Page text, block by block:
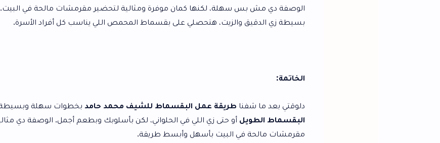
الوصفة دي مش بس سهلة، لكنها كمان موفرة ومثالية لتحضير مقرمشات مالحة في البيت. باستخدام مكونات
بسيطة زي الدقيق والزيت، هتحصلي على بقسماط المحمص اللي يناسب كل أفراد الأسرة.
دلوقتي بعد ما شفناطريقة عمل البقسماط للشيف محمد حامدبخطوات سهلة وبسيطة، تقدري تعملي
البقسماط الطويلأو حتى زي اللي في الحلواني، لكن بأسلوبك وبطعم أجمل. الوصفة دي مثالية لو حابة تعملي
مقرمشات مالحة في البيت بأسهل وأبسط طريقة.